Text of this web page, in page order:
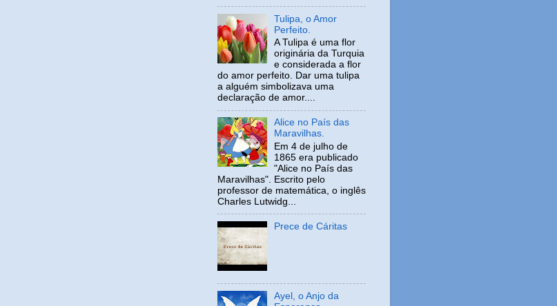
Tulipa, o Amor
Perfeito.
A Tulipa é uma flor
originária da Turquia
e considerada a flor
do amor perfeito. Dar uma tulipa
a alguém simbolizava uma
declaração de amor....
Alice no País das
Maravilhas.
Em 4 de julho de
1865 era publicado
"Alice no País das
Maravilhas". Escrito pelo
professor de matemática, o inglês
Charles Lutwidg...
Prece de Cáritas
Ayel, o Anjo da